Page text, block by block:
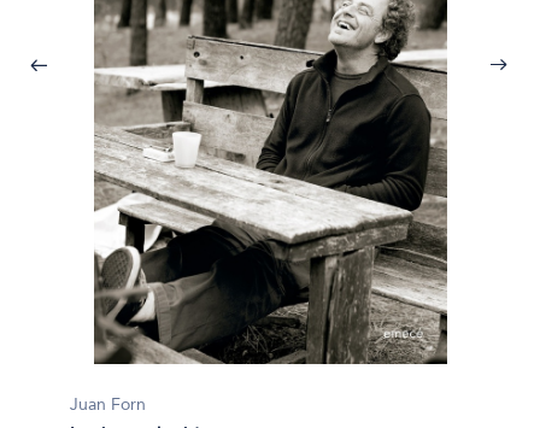
Juan Forn